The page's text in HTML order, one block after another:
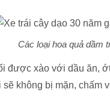
Các loại hoa quả dầm
được xào với dầu ăn,
không bị mặn, chấm